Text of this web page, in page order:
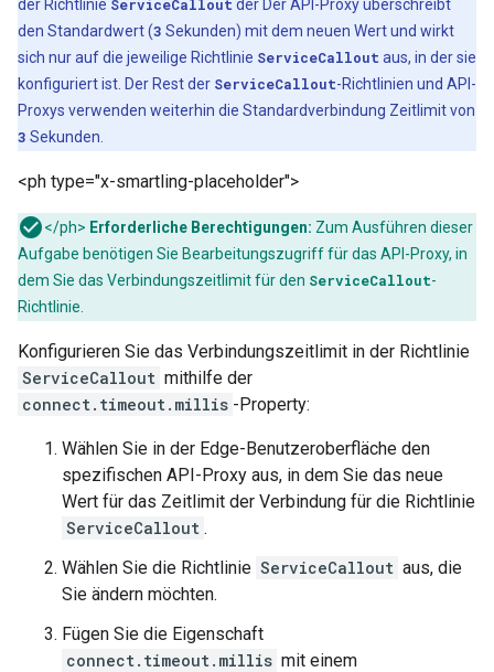
der Richtlinie ServiceCallout der Der API-Proxy überschreibt
den Standardwert (3 Sekunden) mit dem neuen Wert und wirkt
sich nur auf die jeweilige Richtlinie ServiceCallout aus, in der sie
konfiguriert ist. Der Rest der ServiceCallout-Richtlinien und API-
Proxys verwenden weiterhin die Standardverbindung Zeitlimit von
3 Sekunden.
<ph type="x-smartling-placeholder">
</ph> Erforderliche Berechtigungen: Zum Ausführen dieser
Aufgabe benötigen Sie Bearbeitungszugriff für das API-Proxy, in
dem Sie das Verbindungszeitlimit für den ServiceCallout-
Richtlinie.
Konfigurieren Sie das Verbindungszeitlimit in der Richtlinie
ServiceCallout mithilfe der
connect.timeout.millis -Property:
Wählen Sie in der Edge-Benutzeroberfläche den
spezifischen API-Proxy aus, in dem Sie das neue
Wert für das Zeitlimit der Verbindung für die Richtlinie
ServiceCallout .
Wählen Sie die Richtlinie ServiceCallout aus, die
Sie ändern möchten.
Fügen Sie die Eigenschaft
connect.timeout.millis mit einem